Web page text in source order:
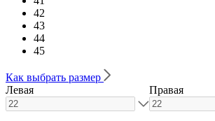
42
43
44
45
Как выбрать размер
Левая
Правая